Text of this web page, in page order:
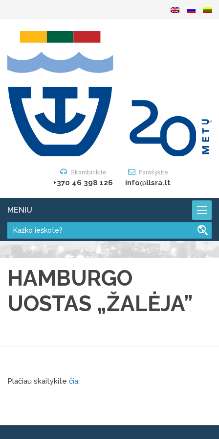
Skambinkite
+370 46 398 126
Parašykite
info@llsra.lt
MENIU
HAMBURGO
UOSTAS „ŽALĖJA”
Plačiau skaitykite čia: